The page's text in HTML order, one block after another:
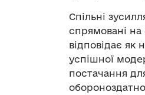
Спільні
спрямовані на
відповідає
успішної
постачання